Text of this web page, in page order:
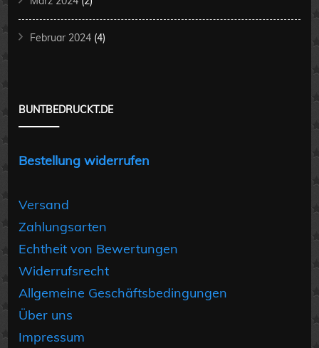
Februar 2024 (4)
BUNTBEDRUCKT.DE
Bestellung widerrufen
Versand
Zahlungsarten
Echtheit von Bewertungen
Widerrufsrecht
Allgemeine Geschäftsbedingungen
Über uns
Impressum